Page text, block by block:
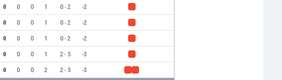
0 0 0 1 0 - 2 -2
0 0 0 1 0 - 2 -2
0 0 0 1 0 - 2 -2
0 0 0 1 2 - 5 -3
0 0 0 2 2 - 5 -3